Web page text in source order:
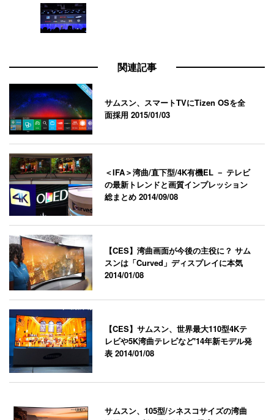
関連記事
サムスン、スマートTVにTizen OSを全
面採用2015/01/03
＜IFA＞湾曲/直下型/4K有機EL － テレビ
の最新トレンドと画質インプレッション
総まとめ2014/09/08
【CES】湾曲画面が今後の主役に？ サム
スンは「Curved」ディスプレイに本気
2014/01/08
【CES】サムスン、世界最大110型4Kテ
レビや5K湾曲テレビなど'14年新モデル発
表2014/01/08
サムスン、105型/シネスコサイズの湾曲